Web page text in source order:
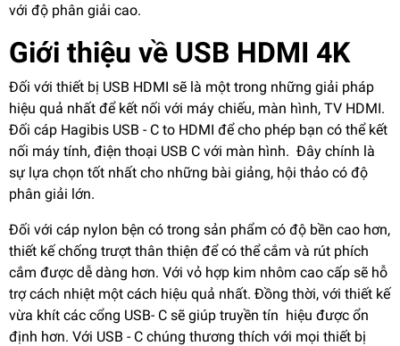
với độ phân giải cao.
Giới thiệu về USB HDMI 4K
Đối với thiết bị USB HDMI sẽ là một trong những giải pháp
hiệu quả nhất để kết nối với máy chiếu, màn hình, TV HDMI.
Đối cáp Hagibis USB - C to HDMI để cho phép bạn có thể kết
nối máy tính, điện thoại USB C với màn hình. Đây chính là
sự lựa chọn tốt nhất cho những bài giảng, hội thảo có độ
phân giải lớn.
Đối với cáp nylon bện có trong sản phẩm có độ bền cao hơn,
thiết kế chống trượt thân thiện để có thể cắm và rút phích
cắm được dễ dàng hơn. Với vỏ hợp kim nhôm cao cấp sẽ hỗ
trợ cách nhiệt một cách hiệu quả nhất. Đồng thời, với thiết kế
vừa khít các cổng USB- C sẽ giúp truyền tín hiệu được ổn
định hơn. Với USB - C chúng thương thích với mọi thiết bị